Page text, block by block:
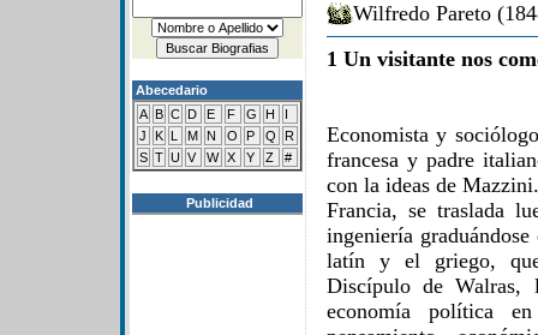
Abecedario
A B C D E F G H
I
J
K L M N O P Q
R
S T U V W X Y Z #
Publicidad
Wilfredo Pareto
1 Un visitante nos
Economista y
francesa y padre
con la ideas de
Francia, se traslada
ingeniería
latín y el griego,
Discípulo de Walras,
economía política